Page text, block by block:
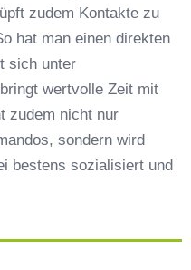
zudem Kontakte zu
hat man einen direkten
sich unter
wertvolle Zeit mit
zudem nicht nur
sondern wird
bestens sozialisiert und